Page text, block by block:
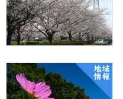
地域
情報